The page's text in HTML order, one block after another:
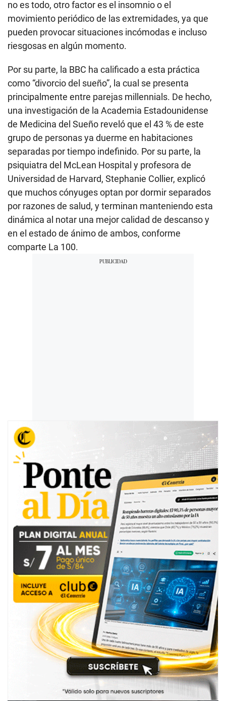
no es todo, otro factor es el insomnio o el
movimiento periódico de las extremidades, ya que
pueden provocar situaciones incómodas e incluso
riesgosas en algún momento.
Por su parte, la BBC ha calificado a esta práctica
como “divorcio del sueño”, la cual se presenta
principalmente entre parejas millennials. De hecho,
una investigación de la Academia Estadounidense
de Medicina del Sueño reveló que el 43 % de este
grupo de personas ya duerme en habitaciones
separadas por tiempo indefinido. Por su parte, la
psiquiatra del McLean Hospital y profesora de
Universidad de Harvard, Stephanie Collier, explicó
que muchos cónyuges optan por dormir separados
por razones de salud, y terminan manteniendo esta
dinámica al notar una mejor calidad de descanso y
en el estado de ánimo de ambos, conforme
comparte La 100.